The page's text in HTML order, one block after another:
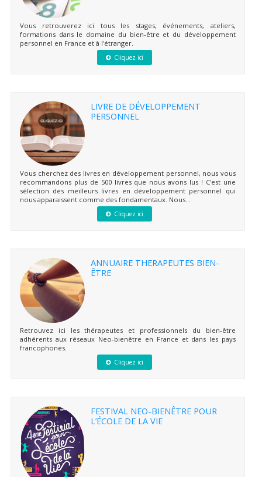
Vous retrouverez ici tous les stages, événements, ateliers,
formations dans le domaine du bien-être et du développement
personnel en France et à l'étranger.
Cliquez ici
LIVRE DE DÉVELOPPEMENT
PERSONNEL
Vous cherchez des livres en développement personnel, nous vous
recommandons plus de 500 livres que nous avons lus ! C'est une
sélection des meilleurs livres en développement personnel qui
nous apparaissent comme des fondamentaux. Nous...
Cliquez ici
ANNUAIRE THERAPEUTES BIEN-
ÊTRE
Retrouvez ici les thérapeutes et professionnels du bien-être
adhérents aux réseaux Neo-bienêtre en France et dans les pays
francophones.
Cliquez ici
FESTIVAL NEO-BIENÊTRE POUR
L’ÉCOLE DE LA VIE